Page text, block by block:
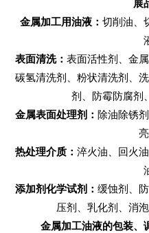
展
金属加工用油液： 切削油、
表面清洗： 表面活性剂、金
碳氢清洗剂、粉状清洗剂、
剂、防霉防腐剂
金属表面处理剂： 除油除锈
热处理介质： 淬火油、回火
添加剂化学试剂： 缓蚀剂、
压剂、乳化剂、消
金属加工油液的包装、